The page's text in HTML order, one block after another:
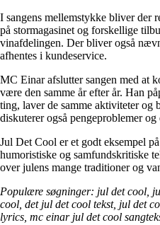
I sangens mellemstykke bliver der
på stormagasinet og forskellige
vinafdelingen. Der bliver også
afhentes i kundeservice.
MC Einar afslutter sangen med at
være den samme år efter år. Han
ting, laver de samme aktiviteter og
diskuterer også pengeproblemer
Jul Det Cool er et godt eksempel
humoristiske og samfundskritiske
over julens mange traditioner og
Populære søgninger: jul det cool,
cool, det jul det cool tekst, jul det
lyrics, mc einar jul det cool